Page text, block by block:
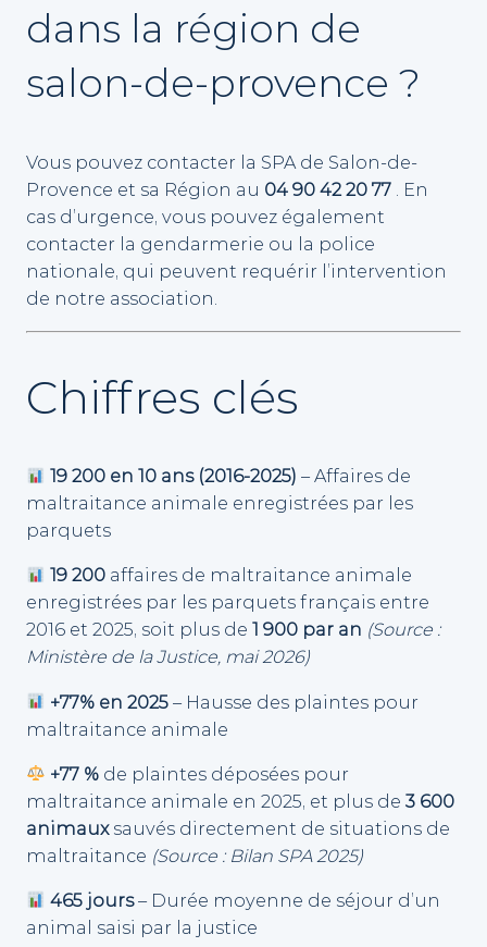
dans la région de
salon-de-provence ?
Vous pouvez contacter la SPA de Salon-de-
Provence et sa Région au 04 90 42 20 77 . En
cas d’urgence, vous pouvez également
contacter la gendarmerie ou la police
nationale, qui peuvent requérir l’intervention
de notre association.
Chiffres clés
19 200 en 10 ans (2016-2025) – Affaires de
maltraitance animale enregistrées par les
parquets
19 200 affaires de maltraitance animale
enregistrées par les parquets français entre
2016 et 2025, soit plus de 1 900 par an (Source :
Ministère de la Justice, mai 2026)
+77% en 2025 – Hausse des plaintes pour
maltraitance animale
+77 % de plaintes déposées pour
maltraitance animale en 2025, et plus de 3 600
animauxsauvés directement de situations de
maltraitance (Source : Bilan SPA 2025)
465 jours– Durée moyenne de séjour d’un
animal saisi par la justice